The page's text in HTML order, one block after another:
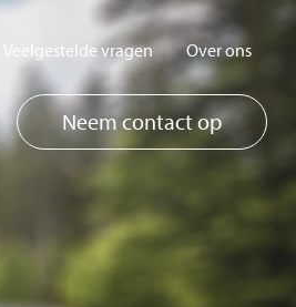
Veelgestelde vragen Over ons
Neem contact op